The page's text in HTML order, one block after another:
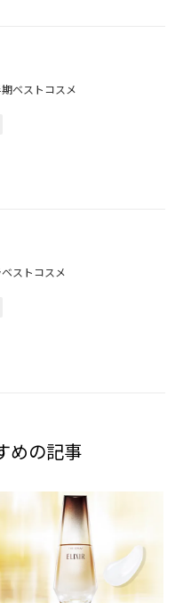
ベストコスメ
ストコスメ
めの記事